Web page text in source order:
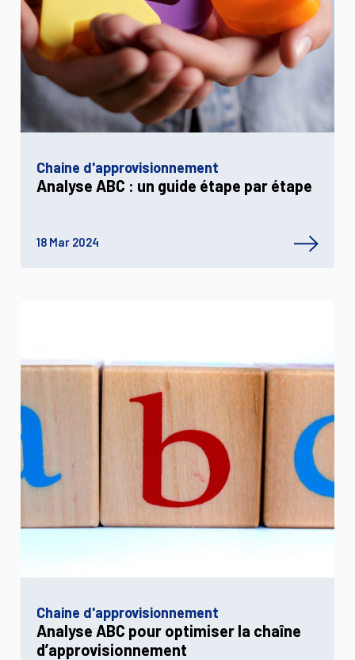
Chaine d'approvisionnement
Analyse ABC : un guide étape par étape
18 Mar 2024
Chaine d'approvisionnement
Analyse ABC pour optimiser la chaîne
d’approvisionnement